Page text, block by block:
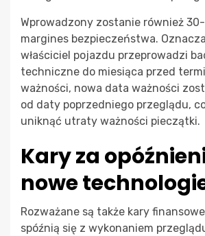
Wprowadzony zostanie również
margines bezpieczeństwa.
właściciel pojazdu przeprowadzi
techniczne do miesiąca przed
ważności, nowa data ważności
od daty poprzedniego przeglądu,
uniknąć utraty ważności pieczątki.
Kary za
nowe
Rozważane są także kary
spóźnią się z wykonaniem